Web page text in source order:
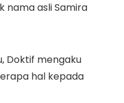
nama asli Samira
Doktif mengaku
hal kepada